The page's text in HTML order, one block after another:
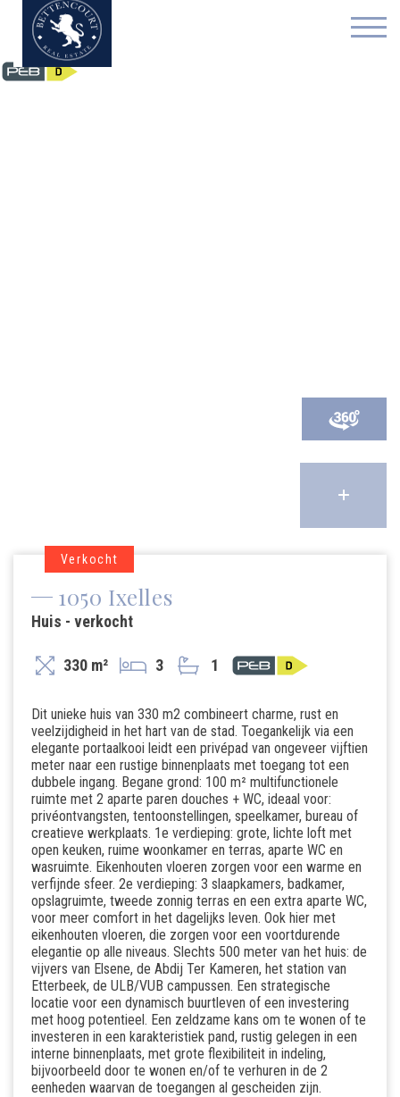
Verkocht
1050 Ixelles
Huis - verkocht
330 m² 3 1
Dit unieke huis van 330 m2 combineert charme, rust en
veelzijdigheid in het hart van de stad. Toegankelijk via een
elegante portaalkooi leidt een privépad van ongeveer vijftien
meter naar een rustige binnenplaats met toegang tot een
dubbele ingang. Begane grond: 100 m² multifunctionele
ruimte met 2 aparte paren douches + WC, ideaal voor:
privéontvangsten, tentoonstellingen, speelkamer, bureau of
creatieve werkplaats. 1e verdieping: grote, lichte loft met
open keuken, ruime woonkamer en terras, aparte WC en
wasruimte. Eikenhouten vloeren zorgen voor een warme en
verfijnde sfeer. 2e verdieping: 3 slaapkamers, badkamer,
opslagruimte, tweede zonnig terras en een extra aparte WC,
voor meer comfort in het dagelijks leven. Ook hier met
eikenhouten vloeren, die zorgen voor een voortdurende
elegantie op alle niveaus. Slechts 500 meter van het huis: de
vijvers van Elsene, de Abdij Ter Kameren, het station van
Etterbeek, de ULB/VUB campussen. Een strategische
locatie voor een dynamisch buurtleven of een investering
met hoog potentieel. Een zeldzame kans om te wonen of te
investeren in een karakteristiek pand, rustig gelegen in een
interne binnenplaats, met grote flexibiliteit in indeling,
bijvoorbeeld door te wonen en/of te verhuren in de 2
eenheden waarvan de toegangen al gescheiden zijn.